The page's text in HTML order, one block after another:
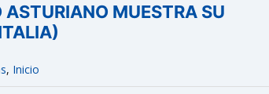
ASTURIANO MUESTRA SU
, Inicio